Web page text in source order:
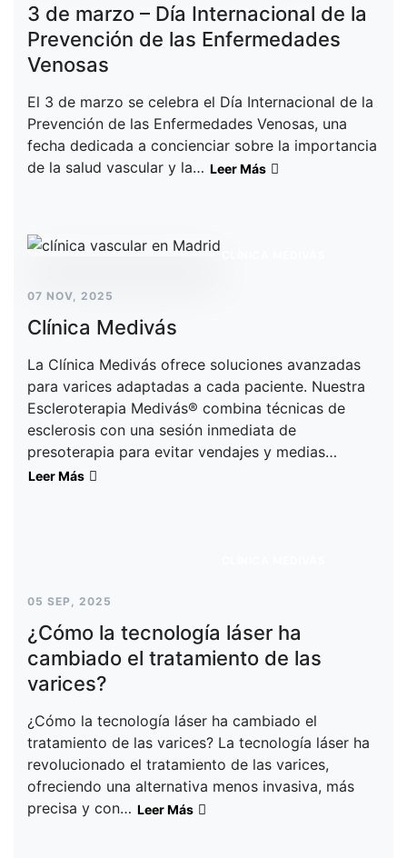
3 de marzo – Día Internacional de la
Prevención de las Enfermedades
Venosas
El 3 de marzo se celebra el Día Internacional de la
Prevención de las Enfermedades Venosas, una
fecha dedicada a concienciar sobre la importancia
de la salud vascular y la… Leer Más
07 NOV, 2025
Clínica Medivás
La Clínica Medivás ofrece soluciones avanzadas
para varices adaptadas a cada paciente. Nuestra
Escleroterapia Medivás® combina técnicas de
esclerosis con una sesión inmediata de
presoterapia para evitar vendajes y medias…
Leer Más
05 SEP, 2025
¿Cómo la tecnología láser ha
cambiado el tratamiento de las
varices?
¿Cómo la tecnología láser ha cambiado el
tratamiento de las varices? La tecnología láser ha
revolucionado el tratamiento de las varices,
ofreciendo una alternativa menos invasiva, más
precisa y con… Leer Más